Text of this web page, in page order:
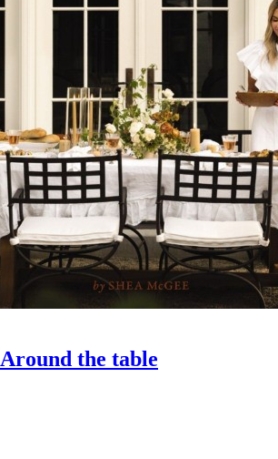
Around the table